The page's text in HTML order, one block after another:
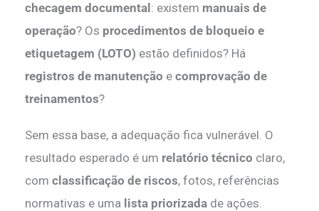
checagem documental : existem manuais de
operação? Os procedimentos de bloqueio e
etiquetagem (LOTO) estão definidos? Há
registros de manutenção e comprovação de
treinamentos?
Sem essa base, a adequação fica vulnerável. O
resultado esperado é um relatório técnico claro,
com classificação de riscos, fotos, referências
normativas e uma lista priorizada de ações.